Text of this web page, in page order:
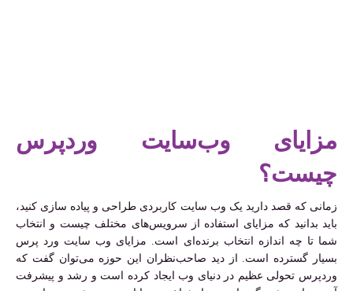
مزایای وب‌سایت وردپرس
چیست؟
زمانی که قصد دارید یک وب سایت کاربردی طراحی و پیاده سازی کنید،
باید بدانید که مزایای استفاده از سرویس‌های مختلف چیست و انتخاب
شما تا چه اندازه انتخاب برنده‌ای است. مزایای وب سایت ورد پرس
بسیار گسترده است. از دید صاحب‌نظران این حوزه می‌توان گفت که
وردپرس تحولی عظیم در دنیای وب ایجاد کرده است و رشد و پیشرفت